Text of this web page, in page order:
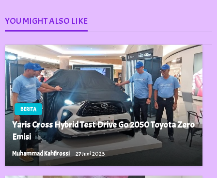
YOU MIGHT ALSO LIKE
BERITA
Yaris Cross Hybrid Test Drive Go 2050 Toyota Zero
Emisi
Muhammad Kahfirossi 27 Juni 2023